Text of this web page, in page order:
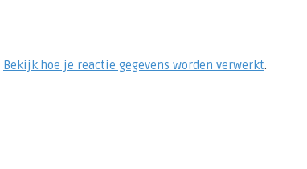
Bekijk hoe je reactie gegevens worden verwerkt.